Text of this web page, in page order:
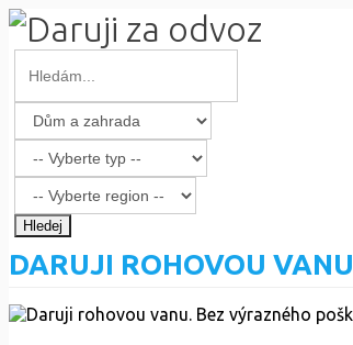
Hledej
DARUJI ROHOVOU VANU